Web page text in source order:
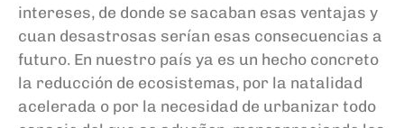
intereses, de donde se sacaban esas ventajas y
cuan desastrosas serían esas consecuencias a
futuro. En nuestro país ya es un hecho concreto
la reducción de ecosistemas, por la natalidad
acelerada o por la necesidad de urbanizar todo